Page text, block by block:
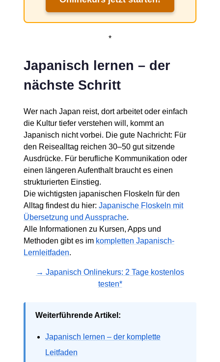
*
Japanisch lernen – der
nächste Schritt
Wer nach Japan reist, dort arbeitet oder einfach
die Kultur tiefer verstehen will, kommt an
Japanisch nicht vorbei. Die gute Nachricht: Für
den Reisealltag reichen 30–50 gut sitzende
Ausdrücke. Für berufliche Kommunikation oder
einen längeren Aufenthalt braucht es einen
strukturierten Einstieg.
Die wichtigsten japanischen Floskeln für den
Alltag findest du hier: Japanische Floskeln mit
Übersetzung und Aussprache.
Alle Informationen zu Kursen, Apps und
Methoden gibt es im kompletten Japanisch-
Lernleitfaden.
→ Japanisch Onlinekurs: 2 Tage kostenlos
testen*
Weiterführende Artikel:
Japanisch lernen – der komplette
Leitfaden